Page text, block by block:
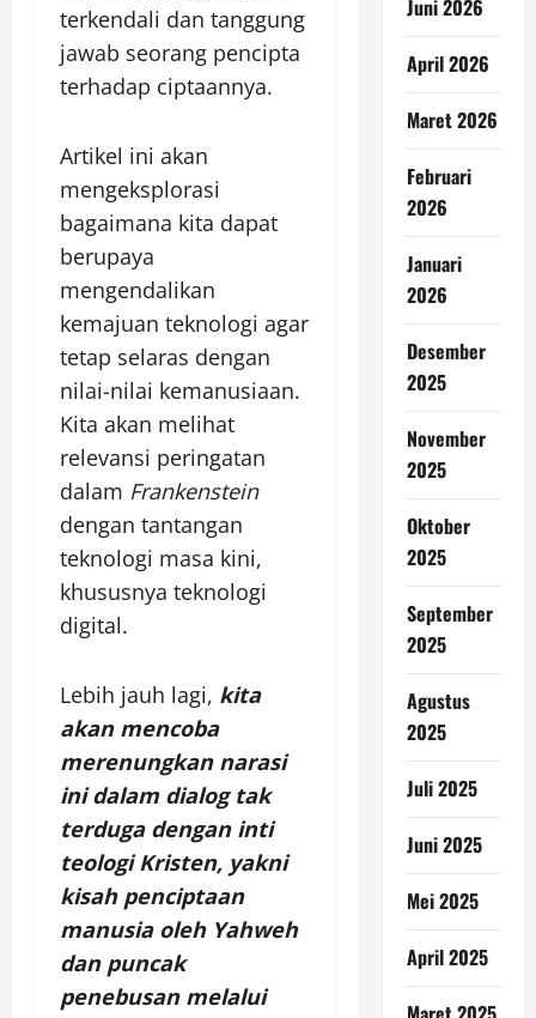
terkendali dan tanggung
jawab seorang pencipta
terhadap ciptaannya.
Artikel ini akan
mengeksplorasi
bagaimana kita dapat
berupaya
mengendalikan
kemajuan teknologi agar
tetap selaras dengan
nilai-nilai kemanusiaan.
Kita akan melihat
relevansi peringatan
dalam Frankenstein
dengan tantangan
teknologi masa kini,
khususnya teknologi
digital.
Lebih jauh lagi, kita
akan mencoba
merenungkan narasi
ini dalam dialog tak
terduga dengan inti
teologi Kristen, yakni
kisah penciptaan
manusia oleh Yahweh
dan puncak
penebusan melalui
Juni 2026
April 2026
Maret 2026
Februari
2026
Januari
2026
Desember
2025
November
2025
Oktober
2025
September
2025
Agustus
2025
Juli 2025
Juni 2025
Mei 2025
April 2025